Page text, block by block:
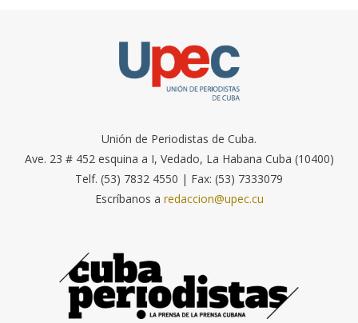
Unión de Periodistas de Cuba.
Ave. 23 # 452 esquina a I, Vedado, La Habana Cuba (10400)
Telf. (53) 7832 4550 | Fax: (53) 7333079
Escríbanos a redaccion@upec.cu